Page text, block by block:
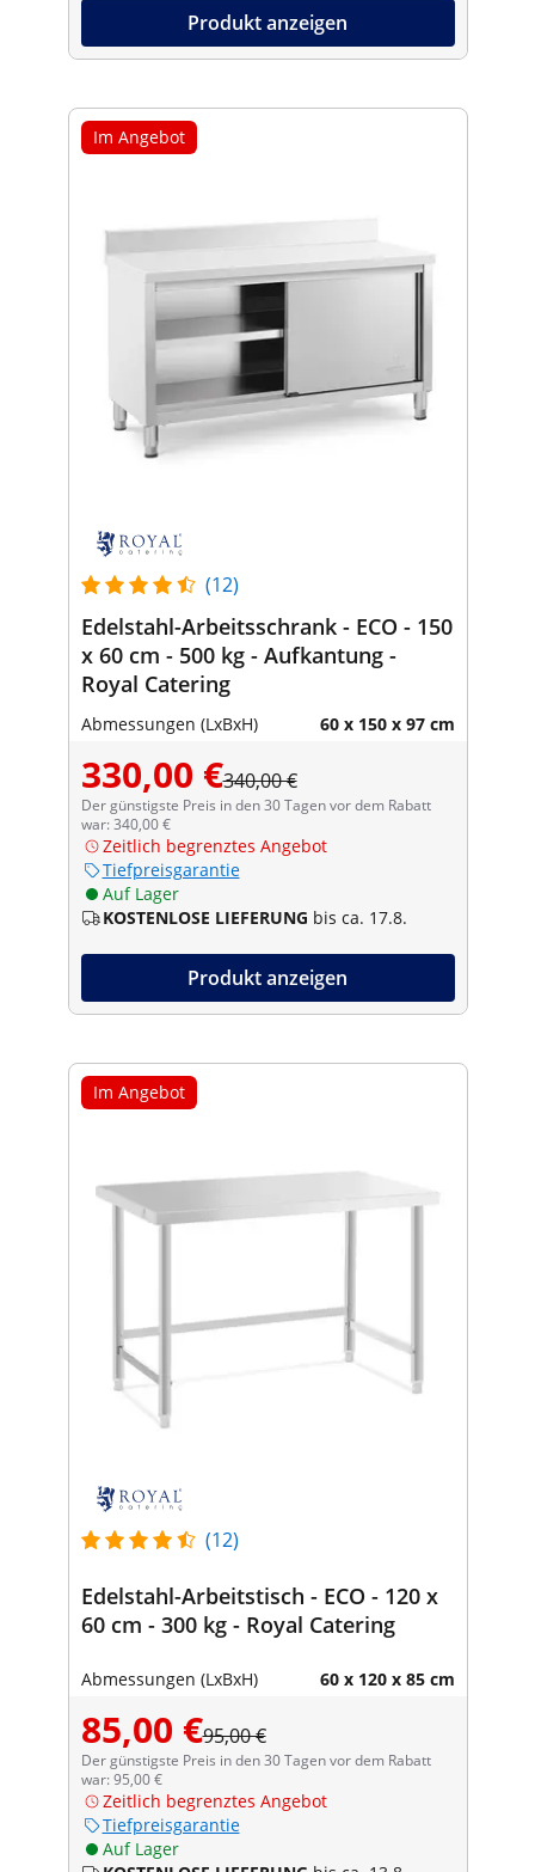
Produkt anzeigen
Im Angebot
(12)
Edelstahl-Arbeitsschrank - ECO - 150
x 60 cm - 500 kg - Aufkantung -
Royal Catering
Abmessungen (LxBxH) 60 x 150 x 97 cm
330,00 €340,00 €
Der günstigste Preis in den 30 Tagen vor dem Rabatt
war: 340,00 €
Zeitlich begrenztes Angebot
Tiefpreisgarantie
Auf Lager
KOSTENLOSE LIEFERUNG bis ca. 17.8.
Produkt anzeigen
Im Angebot
(12)
Edelstahl-Arbeitstisch - ECO - 120 x
60 cm - 300 kg - Royal Catering
Abmessungen (LxBxH) 60 x 120 x 85 cm
85,00 €95,00 €
Der günstigste Preis in den 30 Tagen vor dem Rabatt
war: 95,00 €
Zeitlich begrenztes Angebot
Tiefpreisgarantie
Auf Lager